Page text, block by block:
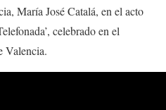
María José Catalá, en el acto
celebrado en el
Valencia.